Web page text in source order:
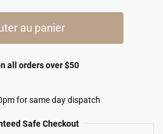
€.
au panier
all orders over $50
for same day dispatch
Safe Checkout